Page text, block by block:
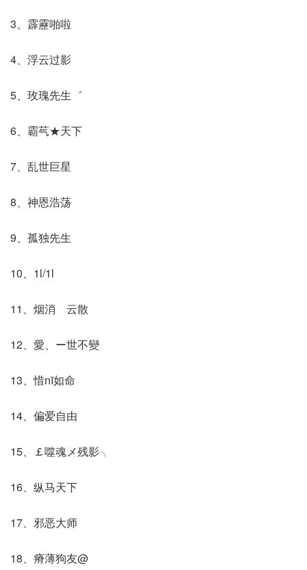
3、霹靂啪啦ゝ
4、浮云过影
5、玫瑰先生゛
6、霸芞★天下
7、乱世巨星
8、神恩浩荡
9、孤独先生
10、1l/1l
11、烟消ゞ云散
12、愛、ー世不變
13、惜nī如命
14、偏爱自由
15、￡噬魂メ残影╮
16、纵马天下
17、邪恶大师
18、瘠薄狗友@